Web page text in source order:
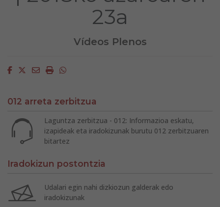
23a
Vídeos Plenos
Facebook
Twitter
EmailImprimirWhatsapp
012 arreta zerbitzua
Laguntza zerbitzua - 012: Informazioa eskatu,
izapideak eta iradokizunak burutu 012 zerbitzuaren
bitartez
Iradokizun postontzia
Udalari egin nahi dizkiozun galderak edo
iradokizunak